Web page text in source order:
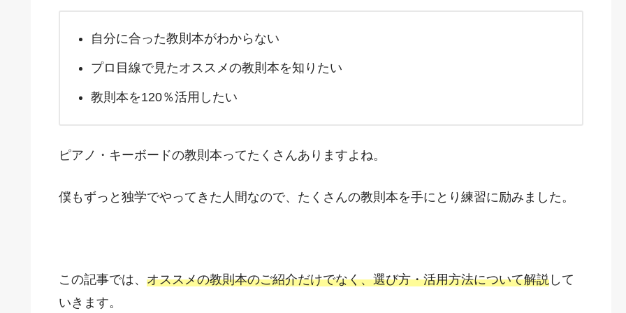
自分に合った教則本がわからない
プロ目線で見たオススメの教則本を知りたい
教則本を120％活用したい
ピアノ・キーボードの教則本ってたくさんありますよね。
僕もずっと独学でやってきた人間なので、たくさんの教則本を手にとり練習に励みました。
この記事では、 オススメの教則本のご紹介だけでなく、選び方・活用方法について解説 して
いきます。